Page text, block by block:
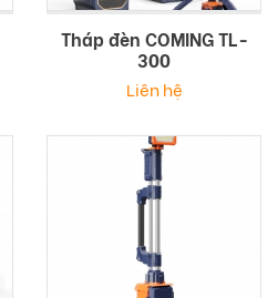
Tháp đèn COMING TL-
300
Liên hệ